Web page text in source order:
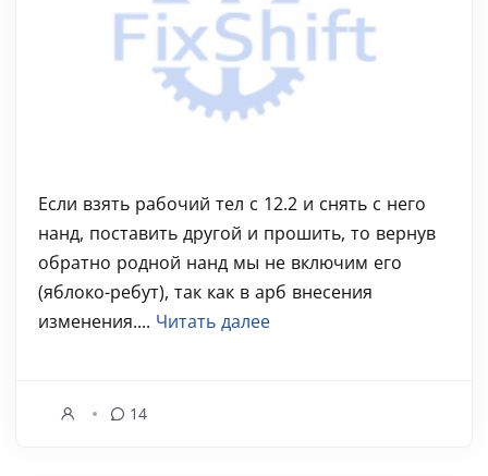
Если взять рабочий тел с 12.2 и снять с него
нанд, поставить другой и прошить, то вернув
обратно родной нанд мы не включим его
(яблоко-ребут), так как в арб внесения
изменения.... Читать далее
14